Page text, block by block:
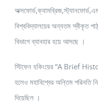
বিশ্ববিদ্যালয়ের অন্যতম স্বীকৃত
বিভাগে ব্যাবহার হয়ে আসছে ।
স্টিফেন হকিংয়ের “A Brief
হলেও মহাবিশ্বের অন্তিম পরিনতি
দিয়েছিল ।